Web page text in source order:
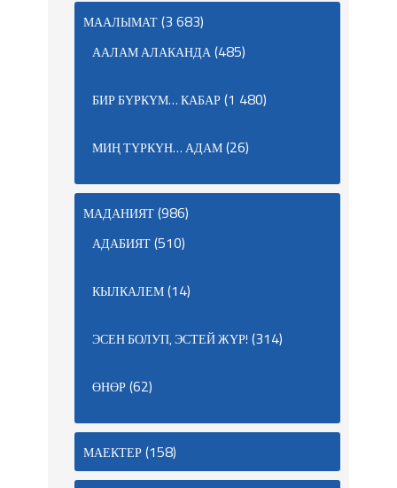
МААЛЫМАТ(3 683)
ААЛАМ АЛАКАНДА(485)
БИР БҮРКҮМ… КАБАР(1 480)
МИҢ ТҮРКҮН… АДАМ(26)
МАДАНИЯТ(986)
АДАБИЯТ(510)
КЫЛКАЛЕМ(14)
ЭСЕН БОЛУП, ЭСТЕЙ ЖҮР! (314)
ӨНӨР(62)
МАЕКТЕР(158)